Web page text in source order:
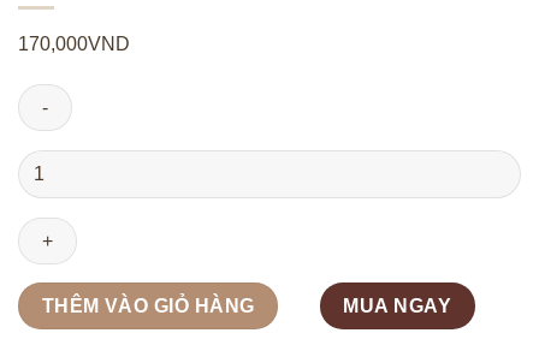
170,000VND
Địa
chỉ
bán
sỉ
tả
diệp
THÊM VÀO GIỎ HÀNG MUA NGAY